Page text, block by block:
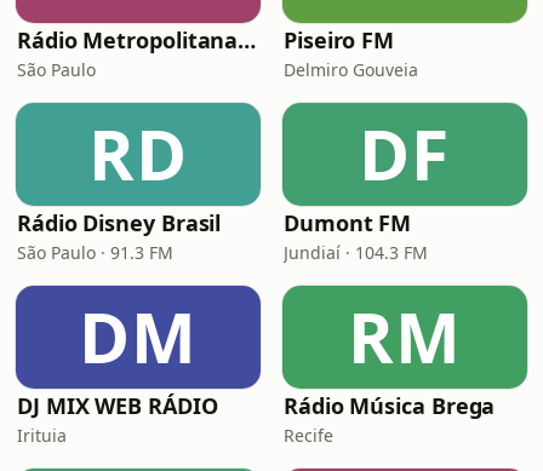
Rádio Metropolitana MPB
São Paulo
Piseiro FM
Delmiro Gouveia
RD
Rádio Disney Brasil
São Paulo · 91.3 FM
DF
Dumont FM
Jundiaí · 104.3 FM
DM
DJ MIX WEB RÁDIO
Irituia
RM
Rádio Música Brega
Recife